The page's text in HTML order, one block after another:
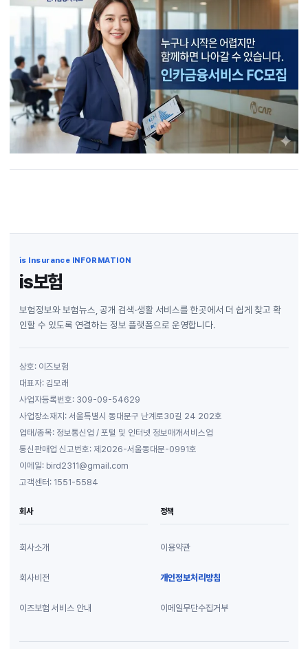
is Insurance INFORMATION
is보험
보험정보와 보험뉴스, 공개 검색·생활 서비스를 한곳에서 더 쉽게 찾고 확
인할 수 있도록 연결하는 정보 플랫폼으로 운영합니다.
상호: 이즈보험
대표자: 김모래
사업자등록번호: 309-09-54629
사업장소재지: 서울특별시 동대문구 난계로30길 24 202호
업태/종목: 정보통신업 / 포털 및 인터넷 정보매개서비스업
통신판매업 신고번호: 제2026-서울동대문-0991호
이메일: bird2311@gmail.com
고객센터: 1551-5584
회사
회사소개
회사비전
이즈보험 서비스 안내
정책
이용약관
개인정보처리방침
이메일무단수집거부